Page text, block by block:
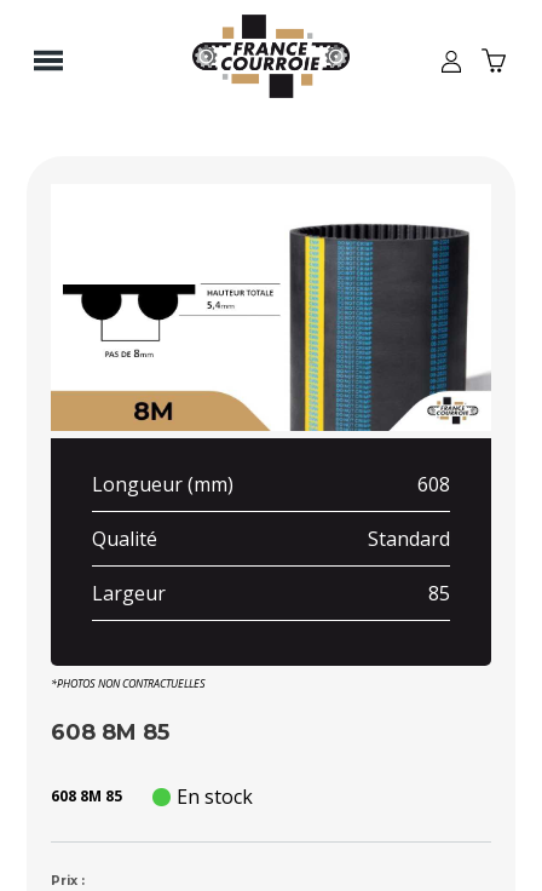
Longueur (mm) 608
Qualité Standard
Largeur 85
*PHOTOS NON CONTRACTUELLES
608 8M 85
608 8M 85 En stock
Prix :
Panneau de gestion des cookies